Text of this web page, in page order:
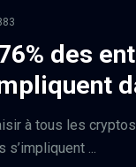
des
à tous les
...